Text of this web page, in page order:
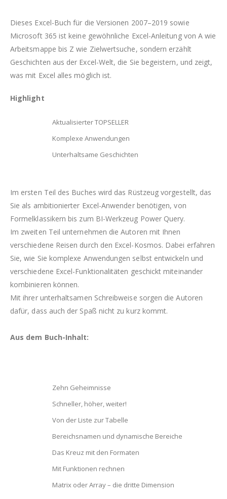
Dieses Excel-Buch für die Versionen 2007–2019 sowie
Microsoft 365 ist keine gewöhnliche Excel-Anleitung von A wie
Arbeitsmappe bis Z wie Zielwertsuche, sondern erzählt
Geschichten aus der Excel-Welt, die Sie begeistern, und zeigt,
was mit Excel alles möglich ist.
Highlight
Aktualisierter TOPSELLER
Komplexe Anwendungen
Unterhaltsame Geschichten
Im ersten Teil des Buches wird das Rüstzeug vorgestellt, das
Sie als ambitionierter Excel-Anwender benötigen, von
Formelklassikern bis zum BI-Werkzeug Power Query.
Im zweiten Teil unternehmen die Autoren mit Ihnen
verschiedene Reisen durch den Excel-Kosmos. Dabei erfahren
Sie, wie Sie komplexe Anwendungen selbst entwickeln und
verschiedene Excel-Funktionalitäten geschickt miteinander
kombinieren können.
Mit ihrer unterhaltsamen Schreibweise sorgen die Autoren
dafür, dass auch der Spaß nicht zu kurz kommt.
Aus dem Buch-Inhalt:
Zehn Geheimnisse
Schneller, höher, weiter!
Von der Liste zur Tabelle
Bereichsnamen und dynamische Bereiche
Das Kreuz mit den Formaten
Mit Funktionen rechnen
Matrix oder Array – die dritte Dimension